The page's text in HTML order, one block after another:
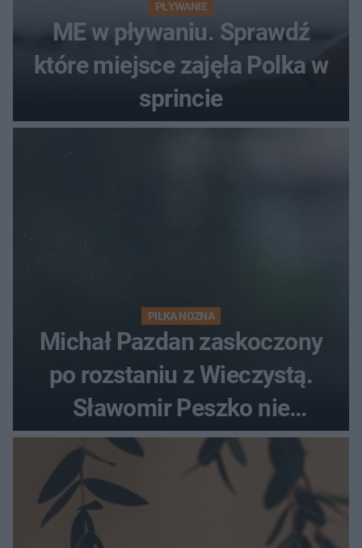
PŁYWANIE
ME w pływaniu. Sprawdź
które miejsce zajęła Polka w
sprincie
PIŁKA NOŻNA
Michał Pazdan zaskoczony
po rozstaniu z Wieczystą.
Sławomir Peszko nie
dotrzymał słowa?